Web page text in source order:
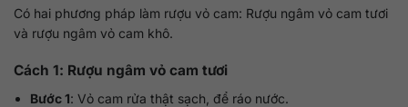
Có hai phương pháp làm rượu vỏ cam: Rượu ngâm vỏ cam tươi
và rượu ngâm vỏ cam khô.
Cách 1: Rượu ngâm vỏ cam tươi
Bước 1: Vỏ cam rửa thật sạch, để ráo nước.